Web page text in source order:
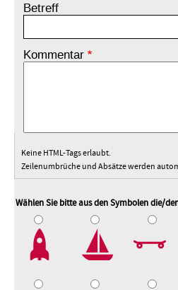
Betreff
Kommentar
Keine HTML-Tags erlaubt.
Zeilenumbrüche und Absätze werden
Wählen Sie bitte aus den Symbolen die/